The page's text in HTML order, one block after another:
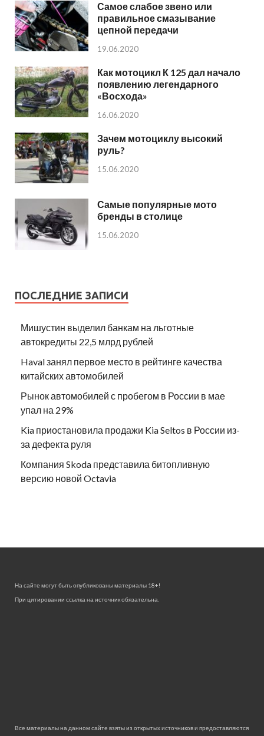
Самое слабое звено или
правильное смазывание
цепной передачи
19.06.2020
Как мотоцикл К 125 дал начало
появлению легендарного
«Восхода»
16.06.2020
Зачем мотоциклу высокий
руль?
15.06.2020
Самые популярные мото
бренды в столице
15.06.2020
ПОСЛЕДНИЕ ЗАПИСИ
Мишустин выделил банкам на льготные
автокредиты 22,5 млрд рублей
Haval занял первое место в рейтинге качества
китайских автомобилей
Рынок автомобилей с пробегом в России в мае
упал на 29%
Kia приостановила продажи Kia Seltos в России из-
за дефекта руля
Компания Skoda представила битопливную
версию новой Octavia
На сайте могут быть опубликованы материалы 18+!
При цитировании ссылка на источник обязательна.
Все материалы на данном сайте взяты из открытых источников и предоставляются